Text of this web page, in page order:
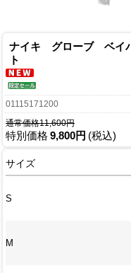
ナイキ グローブ ベイ
ト
01115171200
通常価格11,600円
特別価格 9,800円 (税込)
サイズ
S
M